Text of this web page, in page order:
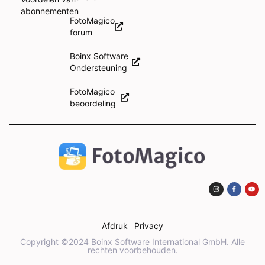
abonnementen
FotoMagico
forum
Boinx Software
Ondersteuning
FotoMagico
beoordeling
Afdruk
Privacy
Copyright ©2024 Boinx Software International GmbH. Alle
rechten voorbehouden.